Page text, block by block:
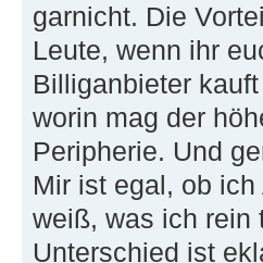
garnicht. Die
Leute, wenn ihr
Billiganbieter
worin mag der
Peripherie. Und
Mir ist egal, ob
weiß, was ich rein
Unterschied ist